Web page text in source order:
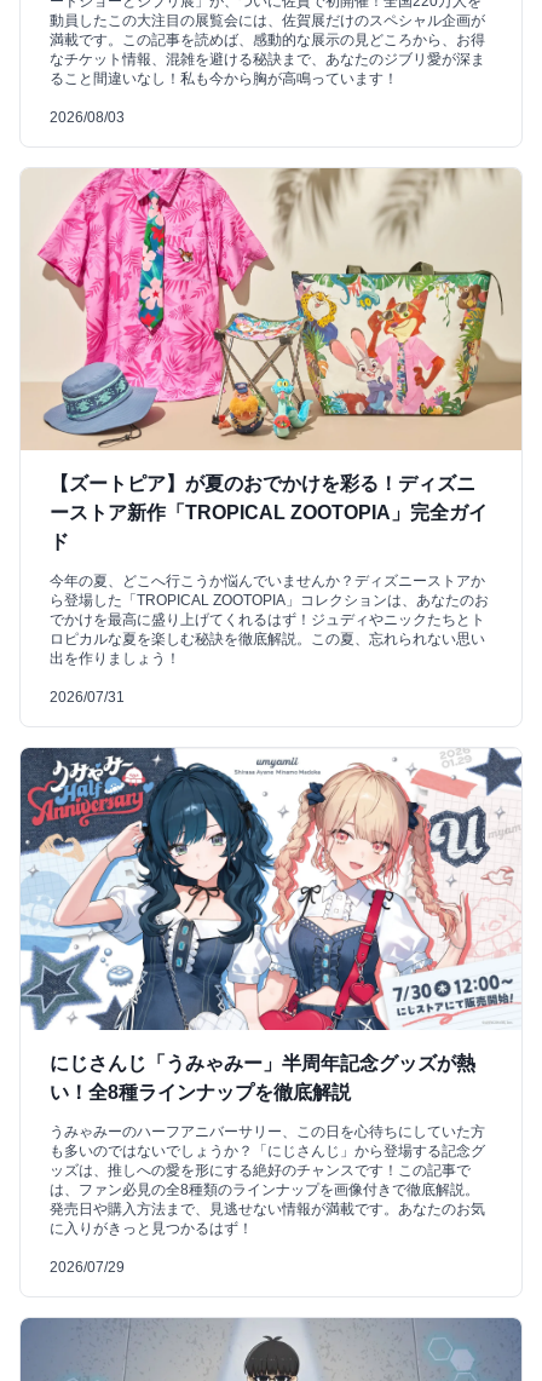
動員したこの大注目の展覧会には、佐賀展だけのスペシャル企画が
満載です。この記事を読めば、感動的な展示の見どころから、お得
なチケット情報、混雑を避ける秘訣まで、あなたのジブリ愛が深ま
ること間違いなし！私も今から胸が高鳴っています！
2026/08/03
【ズートピア】が夏のおでかけを彩る！ディズニ
ーストア新作「TROPICAL ZOOTOPIA」完全ガイ
ド
今年の夏、どこへ行こうか悩んでいませんか？ディズニーストアか
ら登場した「TROPICAL ZOOTOPIA」コレクションは、あなたのお
でかけを最高に盛り上げてくれるはず！ジュディやニックたちとト
ロピカルな夏を楽しむ秘訣を徹底解説。この夏、忘れられない思い
出を作りましょう！
2026/07/31
にじさんじ「うみゃみー」半周年記念グッズが熱
い！全8種ラインナップを徹底解説
うみゃみーのハーフアニバーサリー、この日を心待ちにしていた方
も多いのではないでしょうか？「にじさんじ」から登場する記念グ
ッズは、推しへの愛を形にする絶好のチャンスです！この記事で
は、ファン必見の全8種類のラインナップを画像付きで徹底解説。
発売日や購入方法まで、見逃せない情報が満載です。あなたのお気
に入りがきっと見つかるはず！
2026/07/29